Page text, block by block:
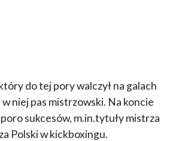
do tej pory walczył na galach
niej pas mistrzowski. Na koncie
sukcesów, m.in.tytuły mistrza
Polski w kickboxingu.